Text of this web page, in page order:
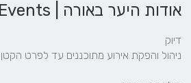
אודות היער באורה | Yaar Events